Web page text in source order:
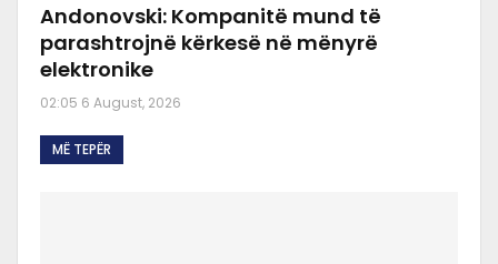
Andonovski: Kompanitë mund të
parashtrojnë kërkesë në mënyrë
elektronike
02:05 6 August, 2026
MË TEPËR